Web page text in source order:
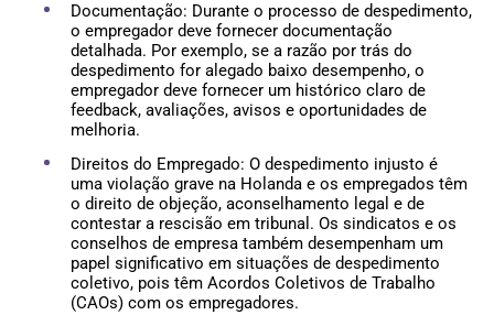
Documentação: Durante o processo de despedimento,
o empregador deve fornecer documentação
detalhada. Por exemplo, se a razão por trás do
despedimento for alegado baixo desempenho, o
empregador deve fornecer um histórico claro de
feedback, avaliações, avisos e oportunidades de
melhoria.
Direitos do Empregado: O despedimento injusto é
uma violação grave na Holanda e os empregados têm
o direito de objeção, aconselhamento legal e de
contestar a rescisão em tribunal. Os sindicatos e os
conselhos de empresa também desempenham um
papel significativo em situações de despedimento
coletivo, pois têm Acordos Coletivos de Trabalho
(CAOs) com os empregadores.